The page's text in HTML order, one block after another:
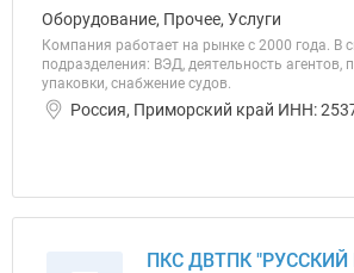
Оборудование, Прочее, Услуги
Компания работает на рынке с 2000 года. В
подразделения: ВЭД, деятельность агентов,
упаковки, снабжение судов.
Россия, Приморский край ИНН:
ПКС ДВТПК "РУССКИЙ